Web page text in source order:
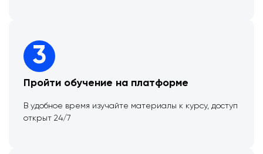
3
Пройти обучение на платформе
В удобное время изучайте материалы к курсу, доступ
открыт 24/7